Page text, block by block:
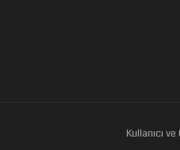
Kullanıcı